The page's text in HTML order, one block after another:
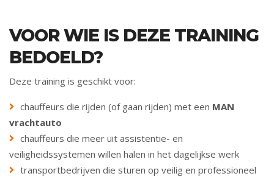
VOOR WIE IS DEZE TRAINING
BEDOELD?
Deze training is geschikt voor:
chauffeurs die rijden (of gaan rijden) met een MAN
vrachtauto
chauffeurs die meer uit assistentie- en
veiligheidssystemen willen halen in het dagelijkse werk
transportbedrijven die sturen op veilig en professioneel